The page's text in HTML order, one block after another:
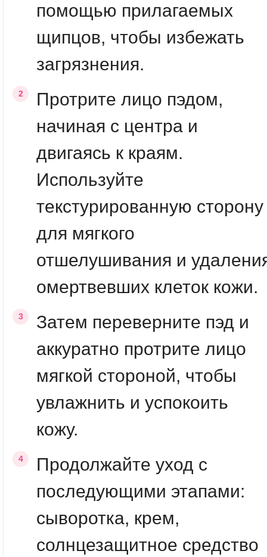
помощью прилагаемых
щипцов, чтобы избежать
загрязнения.
Протрите лицо пэдом,
начиная с центра и
двигаясь к краям.
Используйте
текстурированную сторону
для мягкого
отшелушивания и
омертвевших клеток кожи.
Затем переверните пэд и
аккуратно протрите лицо
мягкой стороной, чтобы
увлажнить и успокоить
кожу.
Продолжайте уход с
последующими этапами:
сыворотка, крем,
солнцезащитное средство